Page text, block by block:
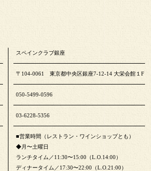
スペインクラブ銀座
〒104-0061 東京都中央区銀座7-12-14 大栄会館１F
050-5499-0596
03-6228-5356
■営業時間（レストラン・ワインショップとも）
◆月〜土曜日
ランチタイム／11:30〜15:00（L.O.14:00）
ディナータイム／17:30〜22:00（L.O.21:00）